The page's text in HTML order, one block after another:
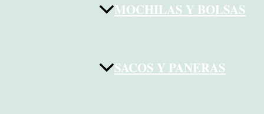
MOCHILAS Y BOLSAS
SACOS Y PANERAS